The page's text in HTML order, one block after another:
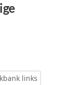
links